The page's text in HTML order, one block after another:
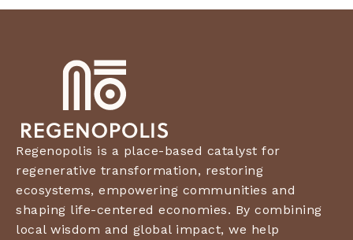
Regenopolis is a place-based catalyst for
regenerative transformation, restoring
ecosystems, empowering communities and
shaping life-centered economies. By combining
local wisdom and global impact, we help